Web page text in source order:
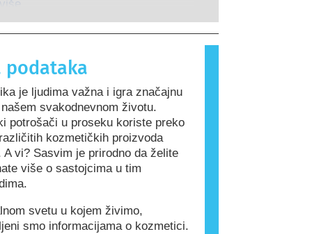
na supstance koje su bezopasne
naziva se alergen.
proizvodi i proizvodi za ličnu negu
sastojke koji mogu biti
neke ljude. To ne znači da proizvod
za druge ljude.
podataka
je ljudima važna i igra značajnu
svakodnevnom životu.
potrošači u proseku koriste preko
kozmetičkih proizvoda
A vi? Sasvim je prirodno da želite
više o sastojcima u tim
svetu u kojem živimo,
smo informacijama o kozmetici.